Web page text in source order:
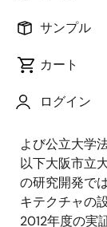
サンプル
カート
ログイン
より総務省か
ャの研究開発」
稔、以下日立
よび公立大学
以下大阪市立
の研究開発で
キテクチャの
2012年度の実